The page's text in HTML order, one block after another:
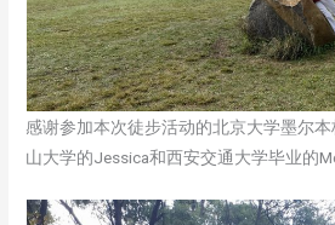
感谢参加本次徒步活动的北京大学墨尔
山大学的Jessica和西安交通大学毕业的